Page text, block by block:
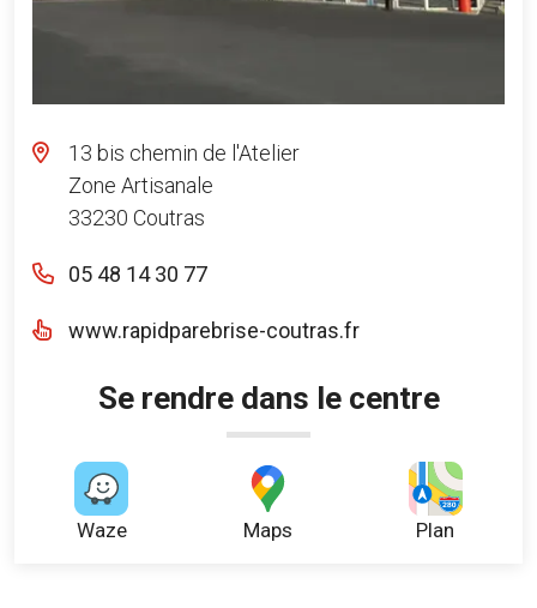
13 bis chemin de l'Atelier
Zone Artisanale
33230 Coutras
05 48 14 30 77
www.rapidparebrise-coutras.fr
Se rendre dans le centre
Waze Maps Plan